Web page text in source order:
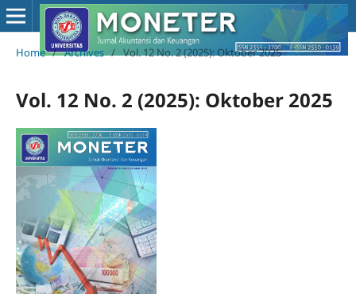
Home / Archives / Vol. 12 No. 2 (2025): Oktober 2025
Vol. 12 No. 2 (2025): Oktober 2025